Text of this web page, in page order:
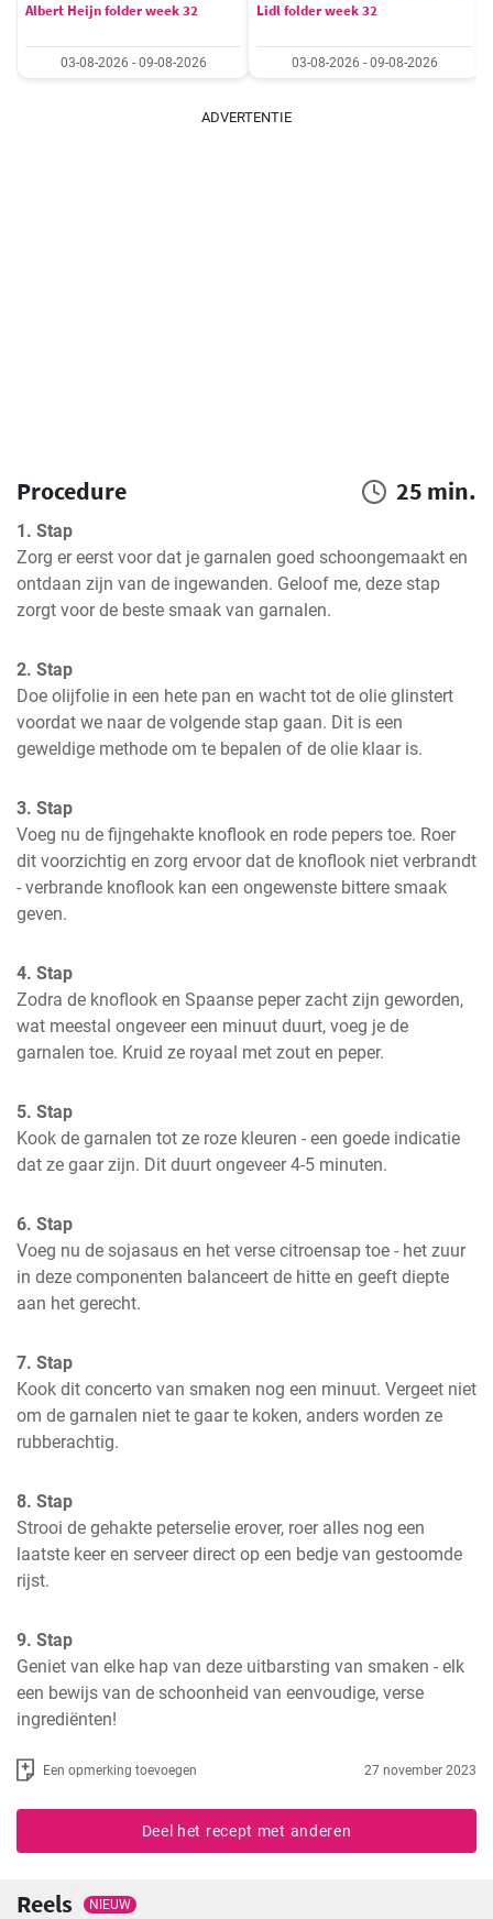
Albert Heijn folder week 32
03-08-2026 - 09-08-2026
Lidl folder week 32
03-08-2026 - 09-08-2026
ADVERTENTIE
Procedure 25 min.
1. Stap
Zorg er eerst voor dat je garnalen goed schoongemaakt en
ontdaan zijn van de ingewanden. Geloof me, deze stap
zorgt voor de beste smaak van garnalen.
2. Stap
Doe olijfolie in een hete pan en wacht tot de olie glinstert
voordat we naar de volgende stap gaan. Dit is een
geweldige methode om te bepalen of de olie klaar is.
3. Stap
Voeg nu de fijngehakte knoflook en rode pepers toe. Roer
dit voorzichtig en zorg ervoor dat de knoflook niet verbrandt
- verbrande knoflook kan een ongewenste bittere smaak
geven.
4. Stap
Zodra de knoflook en Spaanse peper zacht zijn geworden,
wat meestal ongeveer een minuut duurt, voeg je de
garnalen toe. Kruid ze royaal met zout en peper.
5. Stap
Kook de garnalen tot ze roze kleuren - een goede indicatie
dat ze gaar zijn. Dit duurt ongeveer 4-5 minuten.
6. Stap
Voeg nu de sojasaus en het verse citroensap toe - het zuur
in deze componenten balanceert de hitte en geeft diepte
aan het gerecht.
7. Stap
Kook dit concerto van smaken nog een minuut. Vergeet niet
om de garnalen niet te gaar te koken, anders worden ze
rubberachtig.
8. Stap
Strooi de gehakte peterselie erover, roer alles nog een
laatste keer en serveer direct op een bedje van gestoomde
rijst.
9. Stap
Geniet van elke hap van deze uitbarsting van smaken - elk
een bewijs van de schoonheid van eenvoudige, verse
ingrediënten!
Een opmerking toevoegen 27 november 2023
Deel het recept met anderen
Reels NIEUW